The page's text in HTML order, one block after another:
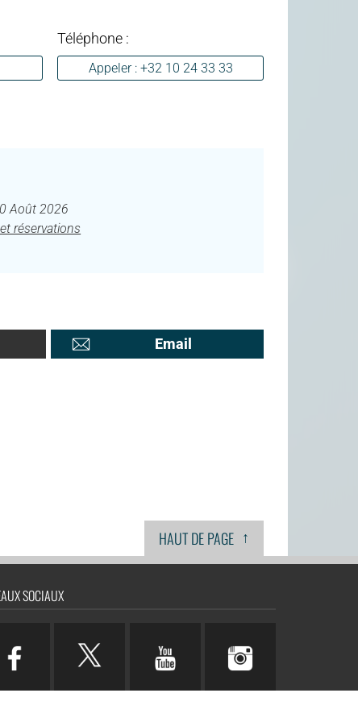
Téléphone :
Appeler : +32 10 24 33 33
Août 2026
réservations
Email
HAUT DE PAGE ↑
SOCIAUX